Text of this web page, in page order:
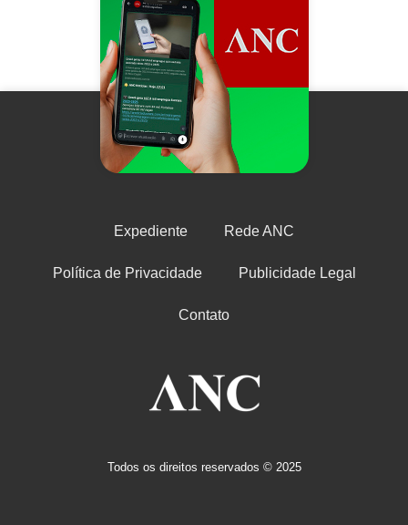
Expediente Rede ANC
Política de Privacidade Publicidade Legal
Contato
Todos os direitos reservados © 2025